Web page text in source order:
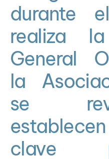
durante
realiza
General
la
se
clave